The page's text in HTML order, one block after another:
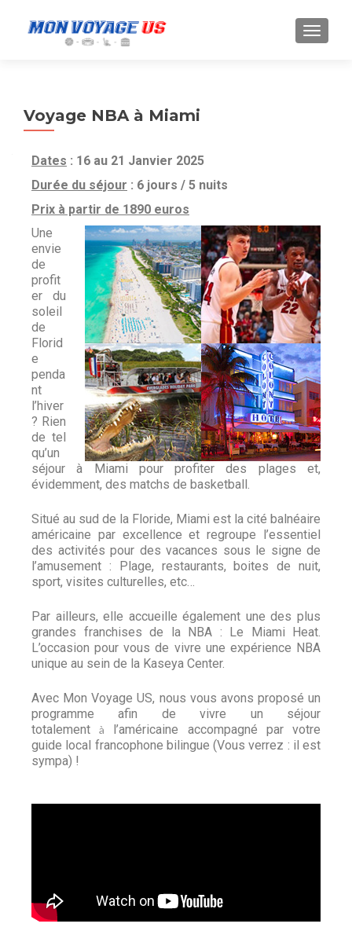
Voyage NBA à Miami
Dates : 16 au 21 Janvier 2025
Durée du séjour : 6 jours / 5 nuits
Prix à partir de 1890 euros
Une
envie
de
profit
er du
soleil
de
Florid
e
penda
nt
l’hiver
? Rien
de tel
qu’un
séjour à Miami pour profiter des plages et,
évidemment, des matchs de basketball.
Situé au sud de la Floride, Miami est la cité balnéaire
américaine par excellence et regroupe l’essentiel
des activités pour des vacances sous le signe de
l’amusement : Plage, restaurants, boites de nuit,
sport, visites culturelles, etc…
Par ailleurs, elle accueille également une des plus
grandes franchises de la NBA : Le Miami Heat.
L’occasion pour vous de vivre une expérience NBA
unique au sein de la Kaseya Center.
Avec Mon Voyage US, nous vous avons proposé un
programme afin de vivre un séjour
totalementà
l’américaine accompagné par votre
guide local francophone bilingue (Vous verrez : il est
sympa) !